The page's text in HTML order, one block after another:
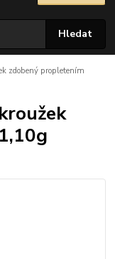
Hledat
zdobený propletením